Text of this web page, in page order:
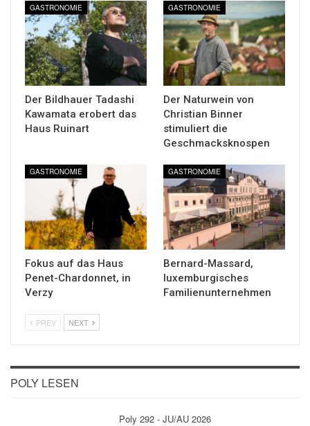
GASTRONOMIE
Der Bildhauer Tadashi
Kawamata erobert das
Haus Ruinart
GASTRONOMIE
Der Naturwein von
Christian Binner
stimuliert die
Geschmacksknospen
GASTRONOMIE
Fokus auf das Haus
Penet-Chardonnet, in
Verzy
GASTRONOMIE
Bernard-Massard,
luxemburgisches
Familienunternehmen
PREV NEXT
POLY LESEN
Poly 292 - JU/AU 2026